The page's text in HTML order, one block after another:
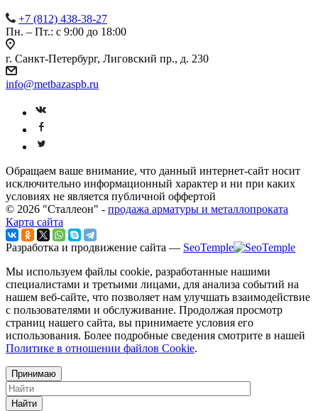
+7 (812) 438-38-27
Пн. – Пт.: с 9:00 до 18:00
г. Санкт-Петербург, Лиговский пр., д. 230
info@metbazaspb.ru
Обращаем ваше внимание, что данный интернет-сайт носит
исключительно информационный характер и ни при каких
условиях не является публичной оффертой
© 2026 "Сталлеон" - продажа арматуры и металлопроката
Карта сайта
Разработка и продвижение сайта — SeoTemple
Мы используем файлы cookie, разработанные нашими
специалистами и третьими лицами, для анализа событий на
нашем веб-сайте, что позволяет нам улучшать взаимодействие
с пользователями и обслуживание. Продолжая просмотр
страниц нашего сайта, вы принимаете условия его
использования. Более подробные сведения смотрите в нашей
Политике в отношении файлов Cookie.
Принимаю
Найти